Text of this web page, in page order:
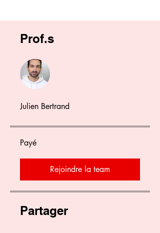
Prof.s
Julien Bertrand
Payé
Rejoindre la team
Partager